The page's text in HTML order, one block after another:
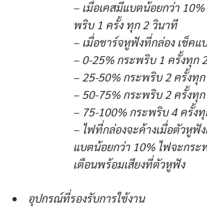
– เมื่อเคสมีแบตน้อยกว่า
พริบ 1 ครั้ง ทุก 2 วินาที
– เมื่อชาร์จหูฟังที่กล่อง เช็ค
– 0-25% กระพริบ 1 ครั้งทุก
– 25-50% กระพริบ 2 ครั้งทุ
– 50-75% กระพริบ 2 ครั้งทุ
– 75-100% กระพริบ 4 ครั้ง
– ไฟที่กล่องจะค้างเมื่อตัวหูฟั
แบตน้อยกว่า 10% ไฟจะกร
เตือนพร้อมเสียงที่ตัวหูฟัง
อุปกรณ์ที่รองรับการใช้งาน